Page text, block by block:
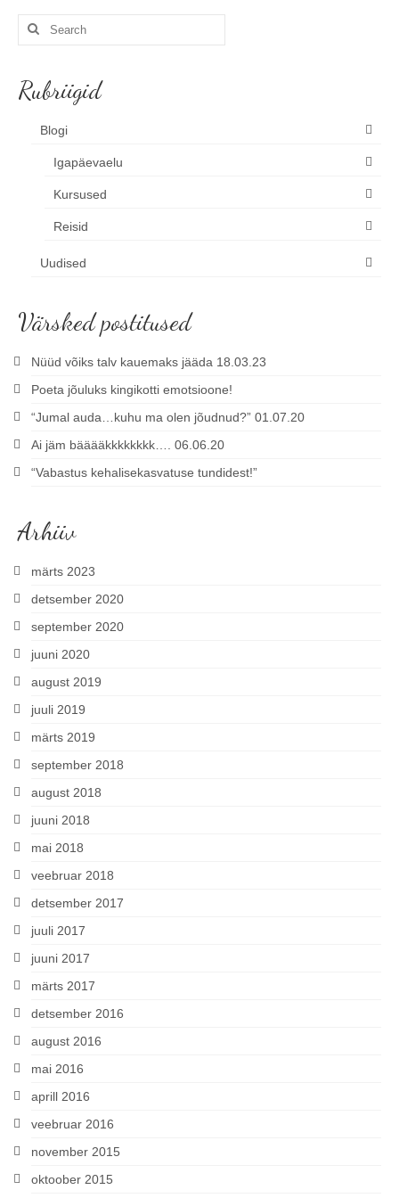
Search
Rubriigid
Blogi
Igapäevaelu
Kursused
Reisid
Uudised
Värsked postitused
Nüüd võiks talv kauemaks jääda 18.03.23
Poeta jõuluks kingikotti emotsioone!
“Jumal auda…kuhu ma olen jõudnud?” 01.07.20
Ai jäm bääääkkkkkkkk…. 06.06.20
“Vabastus kehalisekasvatuse tundidest!”
Arhiiv
märts 2023
detsember 2020
september 2020
juuni 2020
august 2019
juuli 2019
märts 2019
september 2018
august 2018
juuni 2018
mai 2018
veebruar 2018
detsember 2017
juuli 2017
juuni 2017
märts 2017
detsember 2016
august 2016
mai 2016
aprill 2016
veebruar 2016
november 2015
oktoober 2015